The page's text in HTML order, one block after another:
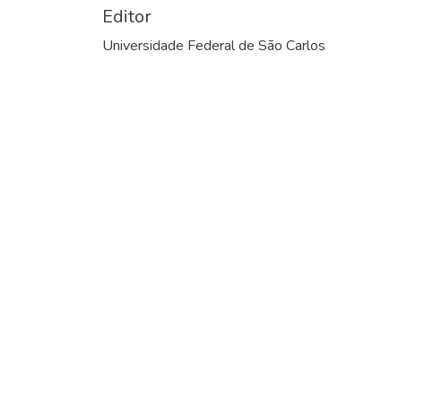
Editor
Universidade Federal de São Carlos